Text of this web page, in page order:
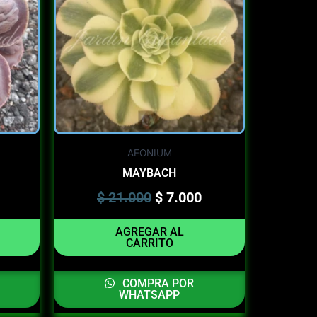
AEONIUM
MAYBACH
$21.000
$ 21.000.
$ 7.000
$ 7.000.
AGREGAR AL
CARRITO
COMPRA POR
WHATSAPP